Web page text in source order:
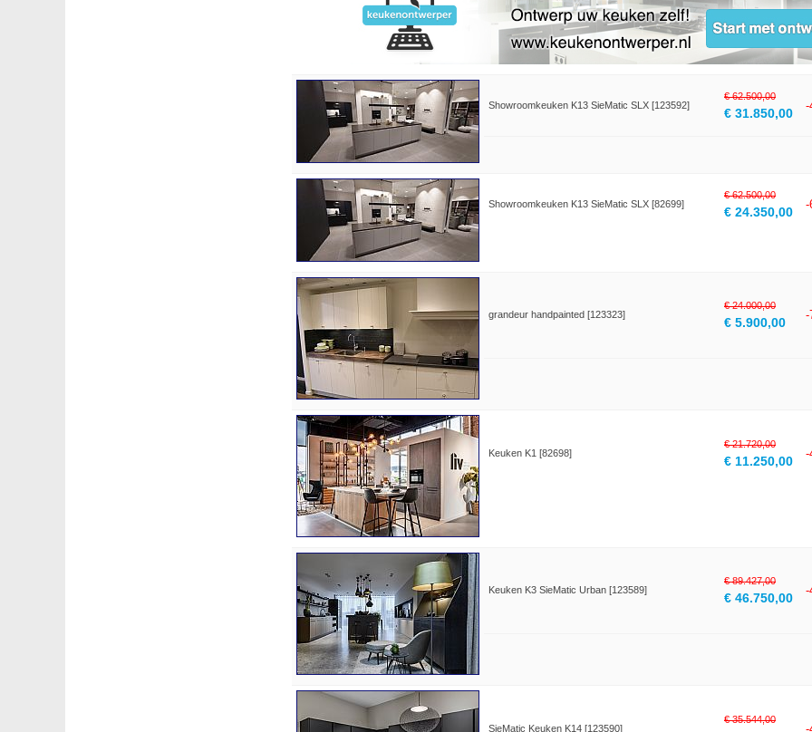
Showroomkeuken K13 SieMatic SLX [123592]
€ 62.500,00
€ 31.850,00
-
Showroomkeuken K13 SieMatic SLX [82699]
€ 62.500,00
€ 24.350,00
-
grandeur handpainted [123323]
€ 24.000,00
€ 5.900,00
-
Keuken K1 [82698]
€ 21.720,00
€ 11.250,00
-
Keuken K3 SieMatic Urban [123589]
€ 89.427,00
€ 46.750,00
-
SieMatic Keuken K14 [123590]
€ 35.544,00
-